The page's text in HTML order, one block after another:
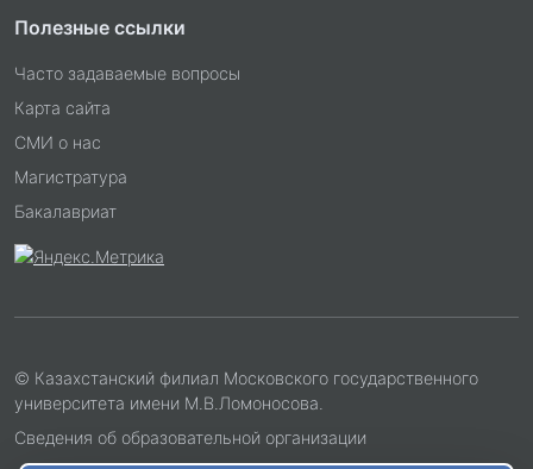
Полезные ссылки
Часто задаваемые вопросы
Карта сайта
СМИ о нас
Магистратура
Бакалавриат
© Казахстанский филиал Московского государственного
университета имени М.В.Ломоносова.
Сведения об образовательной организации